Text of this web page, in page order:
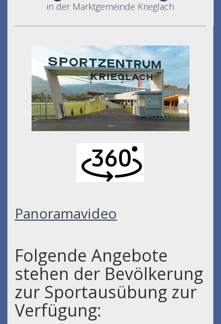
in der Marktgemeinde Krieglach
Panoramavideo
Folgende Angebote
stehen der Bevölkerung
zur Sportausübung zur
Verfügung: